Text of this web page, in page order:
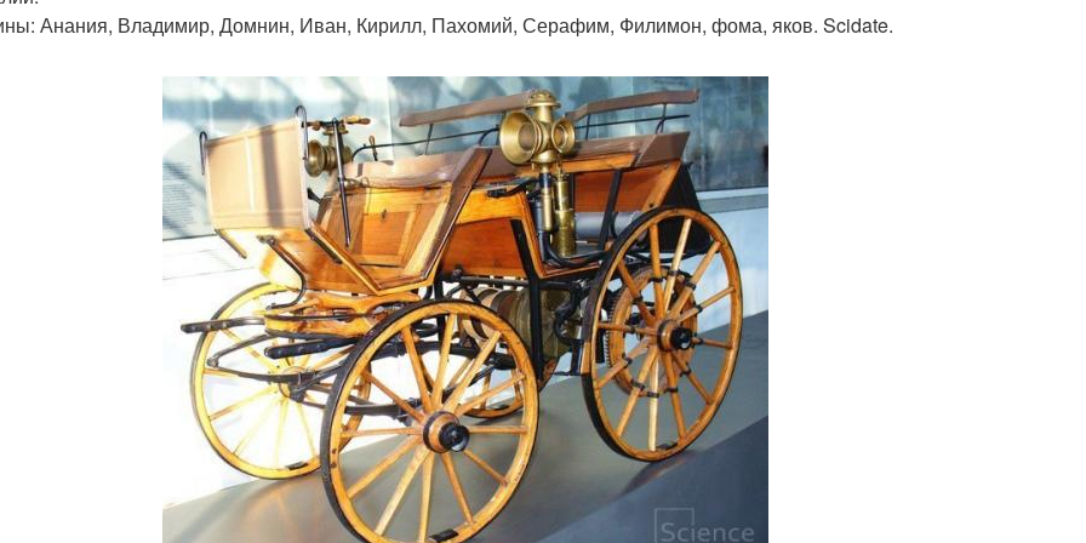
Анания, Владимир, Домнин, Иван, Кирилл, Пахомий, Серафим, Филимон, фома, яков. Scidate.